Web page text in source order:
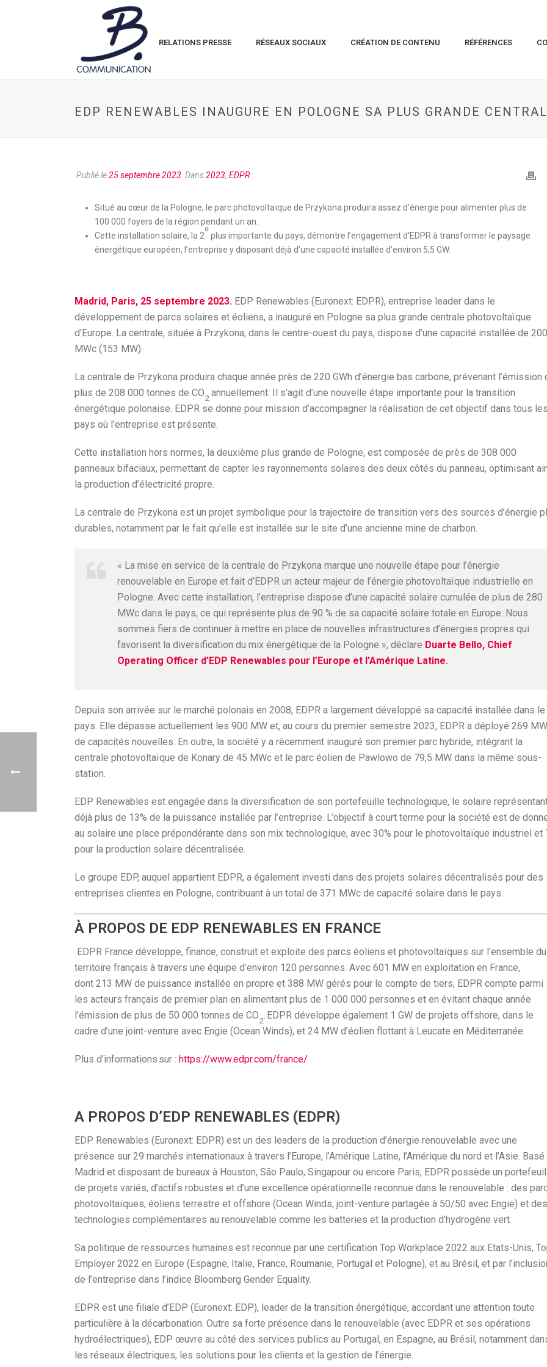
RELATIONS PRESSE RÉSEAUX SOCIAUX CRÉATION DE CONTENU RÉFÉRENCES
EDP RENEWABLES INAUGURE EN POLOGNE SA PLUS GRANDE
Publié le25 septembre 2023 Dans2023, EDPR
Situé au cœur de la Pologne, le parc photovoltaïque de Przykona produira assez d’énergie pour alimenter plus de
100 000 foyers de la région pendant un an.
Cette installation solaire, la 2
e
plus importante du pays, démontre l’engagement d’EDPR à transformer le paysage
énergétique européen, l’entreprise y disposant déjà d’une capacité installée d’environ 5,5 GW.
Madrid, Paris, 25 septembre 2023. EDP Renewables (Euronext: EDPR), entreprise leader dans le
développement de parcs solaires et éoliens, a inauguré en Pologne sa plus grande centrale photovoltaïque
d’Europe. La centrale, située à Przykona, dans le centre-ouest du pays, dispose d’une capacité installée de 200
MWc (153 MW).
La centrale de Przykona produira chaque année près de 220 GWh d’énergie bas carbone, prévenant l’émission
plus de 208 000 tonnes de CO2 annuellement. Il s’agit d’une nouvelle étape importante pour la transition
énergétique polonaise. EDPR se donne pour mission d’accompagner la réalisation de cet objectif dans tous
pays où l’entreprise est présente.
Cette installation hors normes, la deuxième plus grande de Pologne, est composée de près de 308 000
panneaux bifaciaux, permettant de capter les rayonnements solaires des deux côtés du panneau, optimisant
la production d’électricité propre.
La centrale de Przykona est un projet symbolique pour la trajectoire de transition vers des sources d’énergie
durables, notamment par le fait qu’elle est installée sur le site d’une ancienne mine de charbon.
« La mise en service de la centrale de Przykona marque une nouvelle étape pour l’énergie
renouvelable en Europe et fait d’EDPR un acteur majeur de l’énergie photovoltaïque industrielle en
Pologne. Avec cette installation, l’entreprise dispose d’une capacité solaire cumulée de plus de 280
MWc dans le pays, ce qui représente plus de 90 % de sa capacité solaire totale en Europe. Nous
sommes fiers de continuer à mettre en place de nouvelles infrastructures d’énergies propres qui
favorisent la diversification du mix énergétique de la Pologne », déclare Duarte Bello, Chief
Operating Officer d’EDP Renewables pour l’Europe et l’Amérique Latine.
Depuis son arrivée sur le marché polonais en 2008, EDPR a largement développé sa capacité installée dans le
pays. Elle dépasse actuellement les 900 MW et, au cours du premier semestre 2023, EDPR a déployé 269 MW
de capacités nouvelles. En outre, la société y a récemment inauguré son premier parc hybride, intégrant la
centrale photovoltaïque de Konary de 45 MWc et le parc éolien de Pawlowo de 79,5 MW dans la même sous-
station.
EDP Renewables est engagée dans la diversification de son portefeuille technologique, le solaire
déjà plus de 13% de la puissance installée par l’entreprise. L’objectif à court terme pour la société est de
au solaire une place prépondérante dans son mix technologique, avec 30% pour le photovoltaïque industriel et
pour la production solaire décentralisée.
Le groupe EDP, auquel appartient EDPR, a également investi dans des projets solaires décentralisés pour des
entreprises clientes en Pologne, contribuant à un total de 371 MWc de capacité solaire dans le pays.
À PROPOS DE EDP RENEWABLES EN FRANCE
EDPR France développe, finance, construit et exploite des parcs éoliens et photovoltaïques sur l’ensemble du
territoire français à travers une équipe d’environ 120 personnes. Avec 601 MW en exploitation en France,
dont 213 MW de puissance installée en propre et 388 MW gérés pour le compte de tiers, EDPR compte parmi
les acteurs français de premier plan en alimentant plus de 1 000 000 personnes et en évitant chaque année
l’émission de plus de 50 000 tonnes de CO2. EDPR développe également 1 GW de projets offshore, dans le
cadre d’une joint-venture avec Engie (Ocean Winds), et 24 MW d’éolien flottant à Leucate en Méditerranée.
Plus d’informations sur : https://www.edpr.com/france/
A PROPOS D’EDP RENEWABLES (EDPR)
EDP Renewables (Euronext: EDPR) est un des leaders de la production d’énergie renouvelable avec une
présence sur 29 marchés internationaux à travers l’Europe, l’Amérique Latine, l’Amérique du nord et l’Asie. Basé
Madrid et disposant de bureaux à Houston, São Paulo, Singapour ou encore Paris, EDPR possède un
de projets variés, d’actifs robustes et d’une excellence opérationnelle reconnue dans le renouvelable : des
photovoltaïques, éoliens terrestre et offshore (Ocean Winds, joint-venture partagée à 50/50 avec Engie) et des
technologies complémentaires au renouvelable comme les batteries et la production d’hydrogène vert.
Sa politique de ressources humaines est reconnue par une certification Top Workplace 2022 aux Etats-Unis,
Employer 2022 en Europe (Espagne, Italie, France, Roumanie, Portugal et Pologne), et au Brésil, et par
de l’entreprise dans l’indice Bloomberg Gender Equality.
EDPR est une filiale d’EDP (Euronext: EDP), leader de la transition énergétique, accordant une attention toute
particulière à la décarbonation. Outre sa forte présence dans le renouvelable (avec EDPR et ses opérations
hydroélectriques), EDP œuvre au côté des services publics au Portugal, en Espagne, au Brésil, notamment
les réseaux électriques, les solutions pour les clients et la gestion de l’énergie.